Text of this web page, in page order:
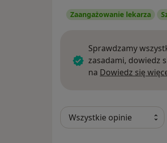
Zaangażowanie lekarza
Sprawdzamy
zasadami, dowiedz
na Dowiedz się